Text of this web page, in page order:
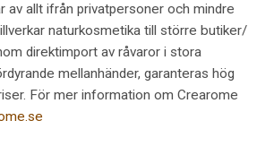
av allt ifrån privatpersoner och mindre
naturkosmetika till större butiker/
direktimport av råvaror i stora
mellanhänder, garanteras hög
För mer information om Crearome